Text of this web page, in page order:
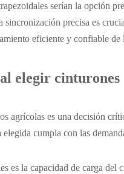
serían la opción
sincronización precisa es
eficiente y confiable de
elegir cinturones
agrícolas es una decisión
cumpla con las
es la capacidad de carga del